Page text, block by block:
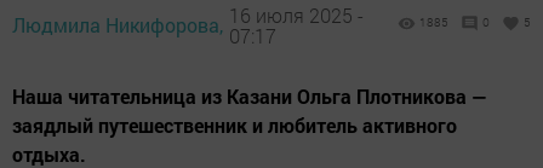
Людмила Никифорова, 16 июля 2025 -
07:17
1885 0 5
Наша читательница из Казани Ольга Плотникова —
заядлый путешественник и любитель активного
отдыха.